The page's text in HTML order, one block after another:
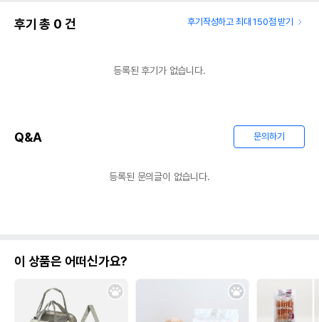
후기 총 0 건 후기작성하고 최대 150점 받기
등록된 후기가 없습니다.
Q&A 문의하기
등록된 문의글이 없습니다.
이 상품은 어떠신가요?